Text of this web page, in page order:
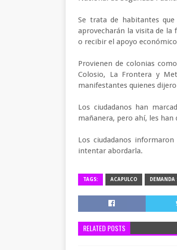
Se trata de habitantes
aprovecharán la visita de la
o recibir el apoyo
Provienen de colonias
Colosio, La Frontera y
manifestantes quienes
Los ciudadanos han
mañanera, pero ahí, les han
Los ciudadanos
intentar abordarla.
TAGS: ACAPULCO DEMANDA
RELATED POSTS